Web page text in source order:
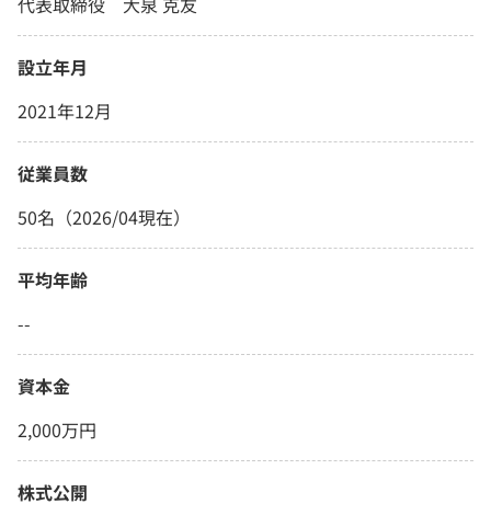
設立年月
2021年12月
従業員数
50名（2026/04現在）
平均年齢
--
資本金
2,000万円
株式公開